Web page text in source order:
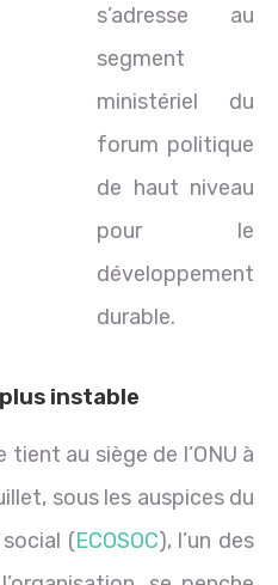
s’adresse au
segment
ministériel du
forum politique
de haut niveau
pour le
développement
durable.
instable
au siège de l’ONU à
sous les auspices du
(ECOSOC), l’un des